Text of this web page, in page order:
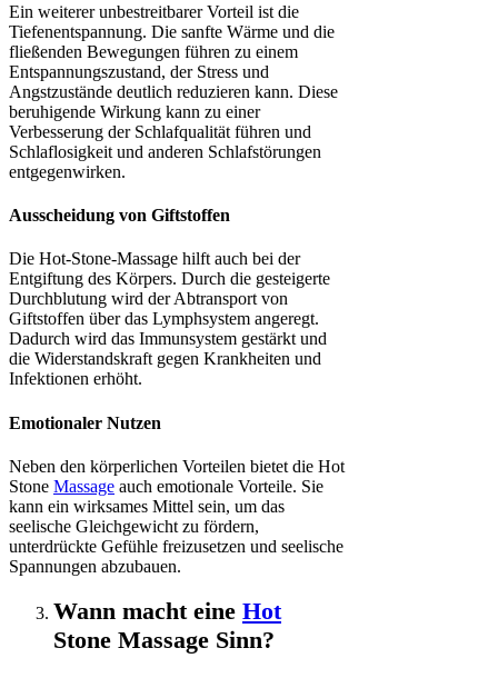
Ein weiterer unbestreitbarer Vorteil ist die
Tiefenentspannung. Die sanfte Wärme und die
fließenden Bewegungen führen zu einem
Entspannungszustand, der Stress und
Angstzustände deutlich reduzieren kann. Diese
beruhigende Wirkung kann zu einer
Verbesserung der Schlafqualität führen und
Schlaflosigkeit und anderen Schlafstörungen
entgegenwirken.
Ausscheidung von Giftstoffen
Die Hot-Stone-Massage hilft auch bei der
Entgiftung des Körpers. Durch die gesteigerte
Durchblutung wird der Abtransport von
Giftstoffen über das Lymphsystem angeregt.
Dadurch wird das Immunsystem gestärkt und
die Widerstandskraft gegen Krankheiten und
Infektionen erhöht.
Emotionaler Nutzen
Neben den körperlichen Vorteilen bietet die Hot
Stone Massage auch emotionale Vorteile. Sie
kann ein wirksames Mittel sein, um das
seelische Gleichgewicht zu fördern,
unterdrückte Gefühle freizusetzen und seelische
Spannungen abzubauen.
Wann macht eine Hot
Stone Massage Sinn?